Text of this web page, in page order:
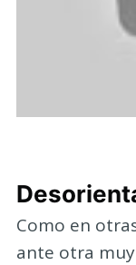
Como en
ante otra